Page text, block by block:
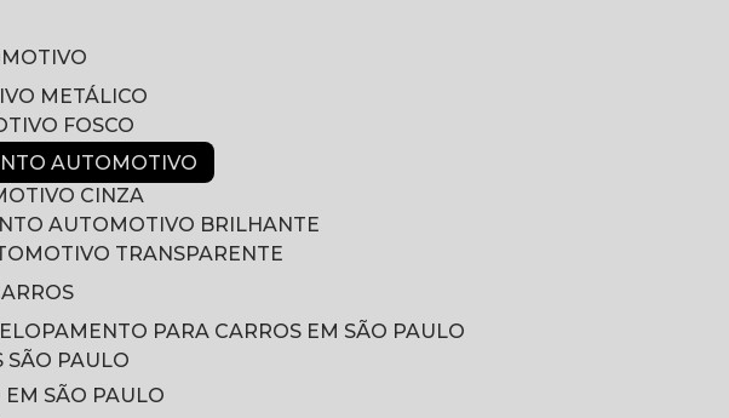
METÁLICO
FOSCO
AUTOMOTIVO
CINZA
AUTOMOTIVO BRILHANTE
TRANSPARENTE
PARA CARROS EM SÃO PAULO
SÃO PAULO
EM SÃO PAULO